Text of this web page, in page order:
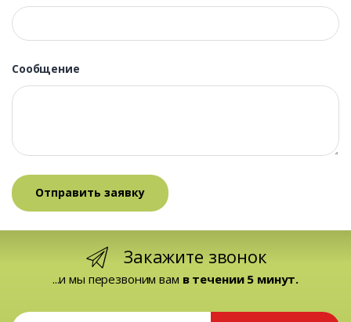
Сообщение
Закажите звонок
...и мы перезвоним вам в течении 5 минут.